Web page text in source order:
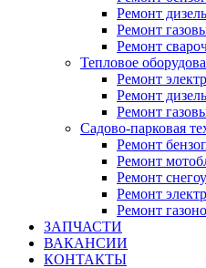
Ремонт
Ремонт
Ремонт
Тепловое
Ремонт
Ремонт
Ремонт
Садово-парковая
Ремонт
Ремонт
Ремонт
Ремонт
Ремонт
ЗАПЧАСТИ
ВАКАНСИИ
КОНТАКТЫ